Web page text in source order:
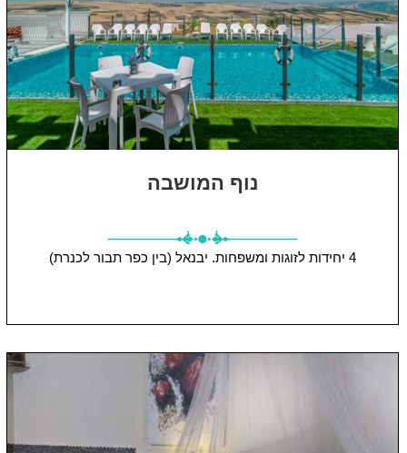
נוף המושבה
4 יחידות לזוגות ומשפחות. יבנאל (בין כפר תבור לכנרת)